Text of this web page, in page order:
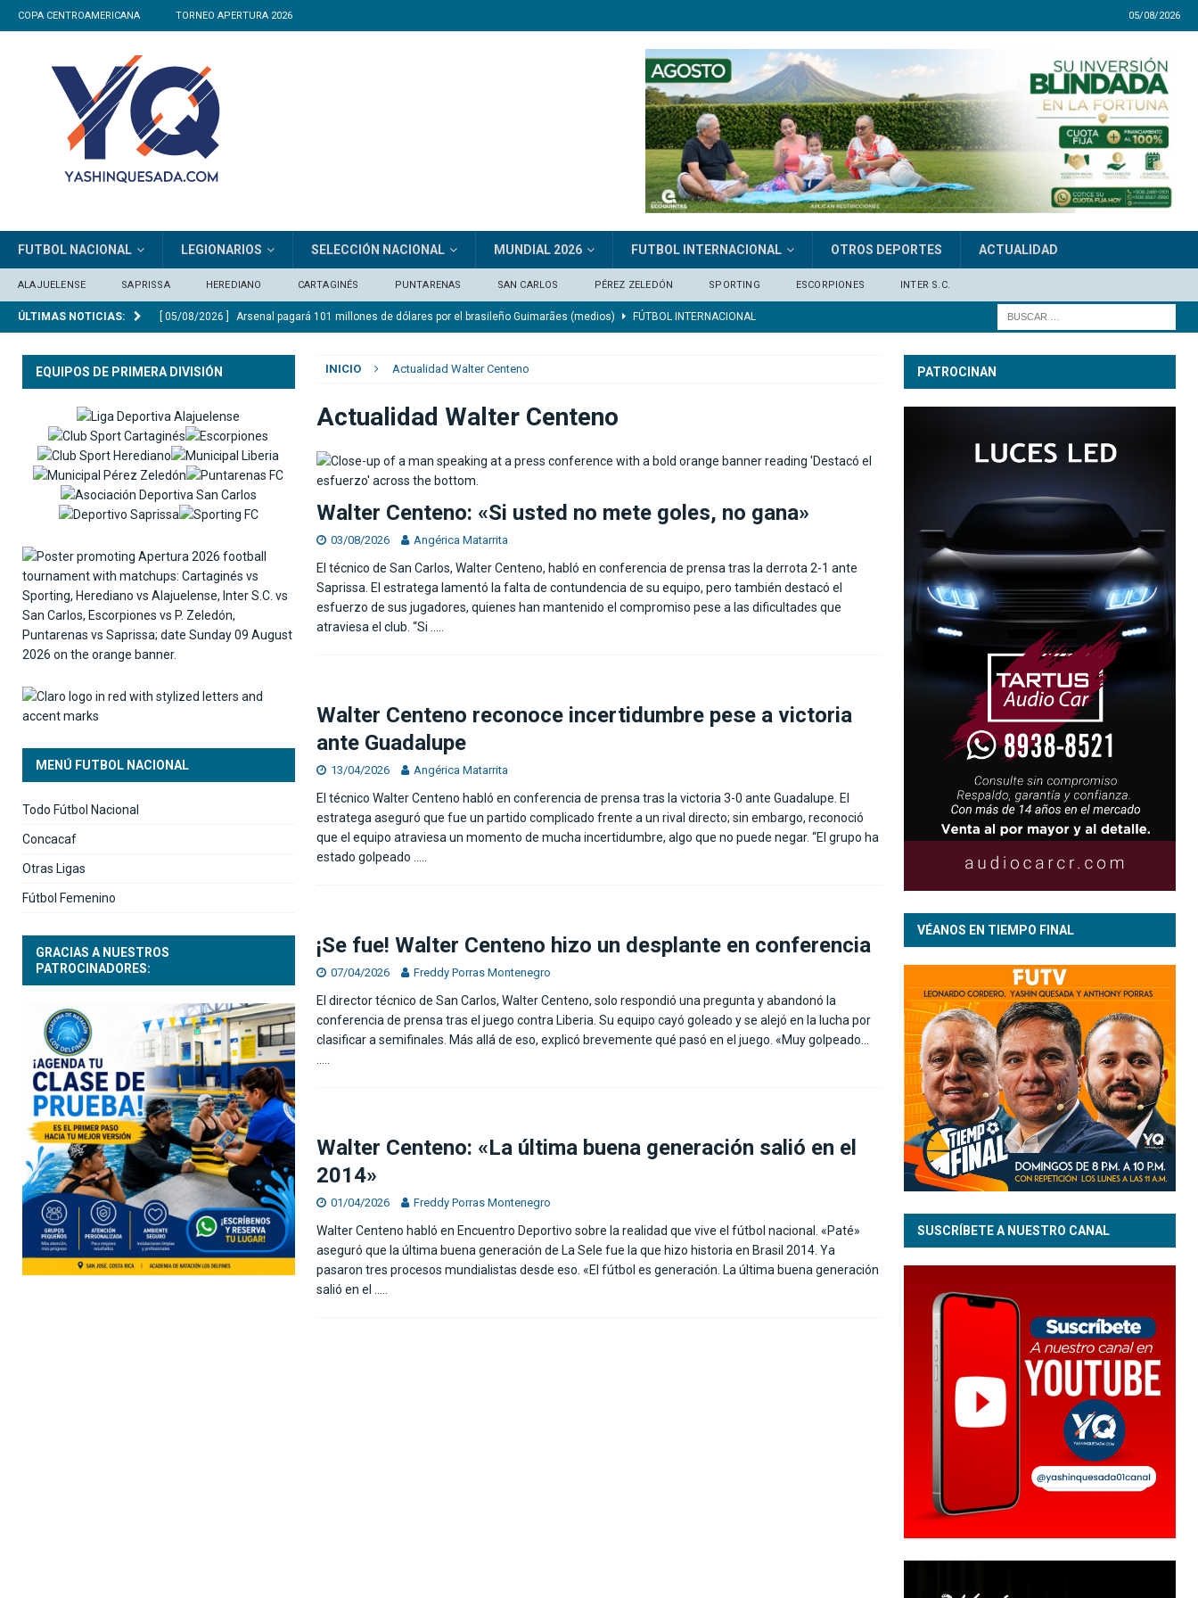
COPA CENTROAMERICANA TORNEO APERTURA 2026 05/08/2026
FUTBOL NACIONAL LEGIONARIOS SELECCIÓN NACIONAL MUNDIAL 2026 FUTBOL INTERNACIONAL OTROS DEPORTES ACTUALIDAD
ALAJUELENSE SAPRISSA HEREDIANO CARTAGINÉS PUNTARENAS SAN CARLOS PÉREZ ZELEDÓN SPORTING ESCORPIONES INTER S.C.
ÚLTIMAS NOTICIAS: [ 05/08/2026 ] Arsenal pagará 101 millones de dólares por el brasileño Guimarães (medios) FÚTBOL INTERNACIONAL
[ 04/08/2026 ] La Sele Sub20 clasificó al Mundial 2027 SELECCIÓN NACIONAL
Alexander Vargas: «La Liga hizo mérito para ganar» FÚTBOL INTERNACIONAL
[ 05/08/2026 ] Medford: «Queremos clasificar en los próximos dos partidos»
INICIO Actualidad Walter Centeno
Actualidad Walter Centeno
Walter Centeno: «Si usted no mete goles, no gana»
03/08/2026 Angérica Matarrita
El técnico de San Carlos, Walter Centeno, habló en conferencia de prensa tras la derrota 2-1 ante
Saprissa. El estratega lamentó la falta de contundencia de su equipo, pero también destacó el
esfuerzo de sus jugadores, quienes han mantenido el compromiso pese a las dificultades que
atraviesa el club. “Si
Walter Centeno reconoce incertidumbre pese a victoria
ante Guadalupe
13/04/2026 Angérica Matarrita
El técnico Walter Centeno habló en conferencia de prensa tras la victoria 3-0 ante Guadalupe. El
estratega aseguró que fue un partido complicado frente a un rival directo; sin embargo, reconoció
que el equipo atraviesa un momento de mucha incertidumbre, algo que no puede negar. “El grupo ha
estado golpeado
¡Se fue! Walter Centeno hizo un desplante en conferencia
07/04/2026 Freddy Porras Montenegro
El director técnico de San Carlos, Walter Centeno, solo respondió una pregunta y abandonó la
conferencia de prensa tras el juego contra Liberia. Su equipo cayó goleado y se alejó en la lucha por
clasificar a semifinales. Más allá de eso, explicó brevemente qué pasó en el juego. «Muy golpeado…
Walter Centeno: «La última buena generación salió en el
2014»
01/04/2026 Freddy Porras Montenegro
Walter Centeno habló en Encuentro Deportivo sobre la realidad que vive el fútbol nacional. «Paté»
aseguró que la última buena generación de La Sele fue la que hizo historia en Brasil 2014. Ya
pasaron tres procesos mundialistas desde eso. «El fútbol es generación. La última buena generación
salió en el
EQUIPOS DE PRIMERA DIVISIÓN
MENÚ FUTBOL NACIONAL
Todo Fútbol Nacional
Concacaf
Otras Ligas
Fútbol Femenino
GRACIAS A NUESTROS
PATROCINADORES:
PATROCINAN
VÉANOS EN TIEMPO FINAL
SUSCRÍBETE A NUESTRO CANAL